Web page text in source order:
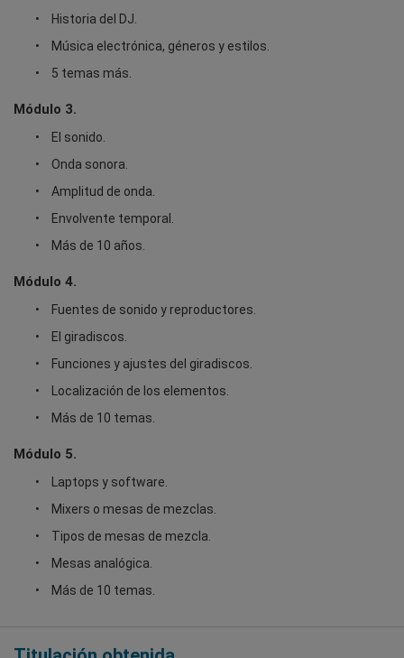
Historia del DJ.
Música electrónica, géneros y estilos.
5 temas más.
Módulo 3.
El sonido.
Onda sonora.
Amplitud de onda.
Envolvente temporal.
Más de 10 años.
Módulo 4.
Fuentes de sonido y reproductores.
El giradiscos.
Funciones y ajustes del giradiscos.
Localización de los elementos.
Más de 10 temas.
Módulo 5.
Laptops y software.
Mixers o mesas de mezclas.
Tipos de mesas de mezcla.
Mesas analógica.
Más de 10 temas.